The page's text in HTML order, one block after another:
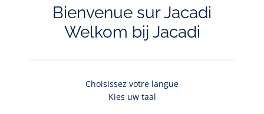
Votre adresse courriel
(exemple :
jacquesadit@gmail.com)
Bienvenue sur Jacadi
Welkom bij Jacadi
Choisissez votre langue
Kies uw taal